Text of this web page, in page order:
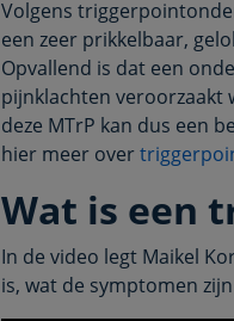
Volgens
een zeer prikkelbaar,
Opvallend is dat een
pijnklachten veroorzaakt
deze MTrP kan dus een
hier meer over
Wat is een
In de video legt Maikel
is, wat de symptomen